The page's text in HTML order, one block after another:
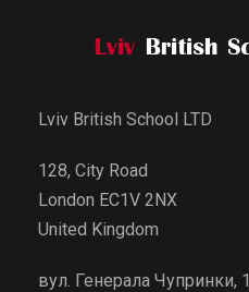
Lviv British School LTD
128, City Road
London EC1V 2NX
United Kingdom
вул. Генерала Чупринки,